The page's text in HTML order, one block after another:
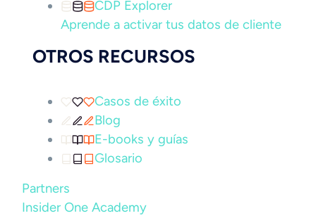
CDP Explorer
Aprende a activar tus datos de cliente
OTROS RECURSOS
Casos de éxito
Blog
E-books y guías
Glosario
Partners
Insider One Academy